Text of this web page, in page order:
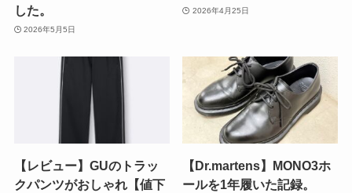
した。
2026年5月5日
2026年4月25日
【レビュー】GUのトラッ
クパンツがおしゃれ【値下
【Dr.martens】MONO3ホ
ールを1年履いた記録。